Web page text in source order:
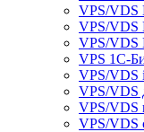
VPS/VDS
VPS/VDS
VPS/
VPS 1С-
VPS/VDS
VPS/VDS
VPS/VDS
VPS/VDS